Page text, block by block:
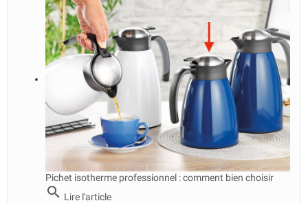
Pichet isotherme professionnel : comment bien choisir
search Lire l'article